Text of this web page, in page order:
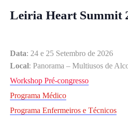
Leiria Heart Summit
Data: 24 e 25 Setembro de 2026
Local: Panorama – Multiusos de
Workshop Pré-congresso
Programa Médico
Programa Enfermeiros e Técnicos